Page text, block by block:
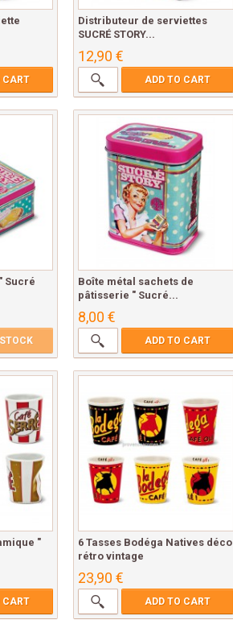
CART
Distributeur de serviettes
SUCRÉ STORY...
12,90 €
ADD TO CART
Sucré
Boîte métal sachets de
pâtisserie " Sucré...
8,00 €
ADD TO CART
"
CART
6 Tasses Bodéga Natives déco
rétro vintage
23,90 €
ADD TO CART